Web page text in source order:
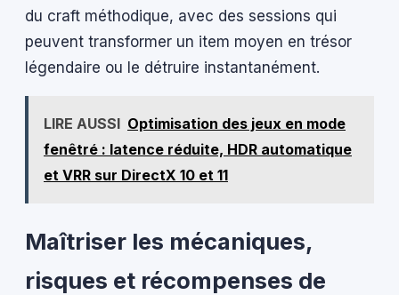
du craft méthodique, avec des sessions qui
peuvent transformer un item moyen en trésor
légendaire ou le détruire instantanément.
LIRE AUSSI Optimisation des jeux en mode
fenêtré : latence réduite, HDR automatique
et VRR sur DirectX 10 et 11
Maîtriser les mécaniques,
risques et récompenses de